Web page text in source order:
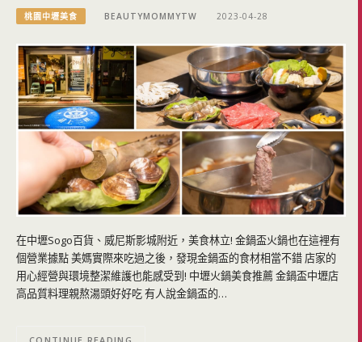
桃園中壢美食 BEAUTYMOMMYTW 2023-04-28
在中壢Sogo百貨、威尼斯影城附近，美食林立! 金鍋盃火鍋也在這裡有
個營業據點 美媽實際來吃過之後，發現金鍋盃的食材相當不錯 店家的
用心經營與環境整潔維護也能感受到! 中壢火鍋美食推薦 金鍋盃中壢店
高品質料理親熬湯頭好好吃 有人說金鍋盃的…